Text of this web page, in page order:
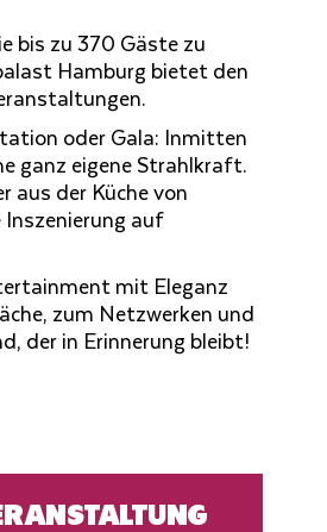
bis zu 370 Gäste zu
Hamburg bietet den
oder Gala: Inmitten
ganz eigene Strahlkraft.
aus der Küche von
Inszenierung auf
mit Eleganz
zum Netzwerken und
der in Erinnerung bleibt!